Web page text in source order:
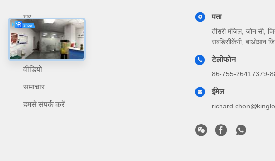
घर
उत्पादों
हमारे बारे में
वीडियो
समाचार
हमसे संपर्क करें
पता
तीसरी मंजिल, ज़ोन सी,
सबडिसीकेंसी, बाओआन
टेलीफोन
86-755-26417379-
ईमेल